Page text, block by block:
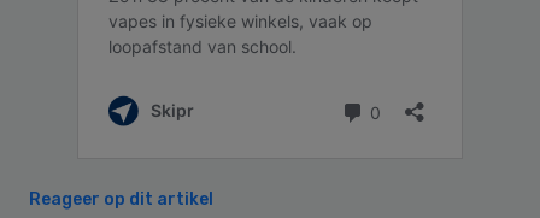
Reageer op dit artikel